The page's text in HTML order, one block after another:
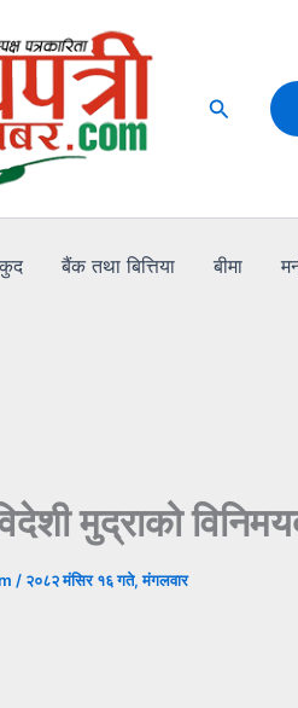
Search
बैंक तथा बित्तिया बीमा
मुद्राको
/ २०८२ मंसिर १६ गते, मंगलवार